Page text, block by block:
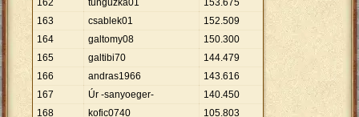
162
tunguzka01 153.675
163
csablek01 152.509
164
galtomy08 150.300
165
galtibi70 144.479
166
andras1966 143.616
167
Úr -sanyoeger- 140.450
168
kofic0740 105.803